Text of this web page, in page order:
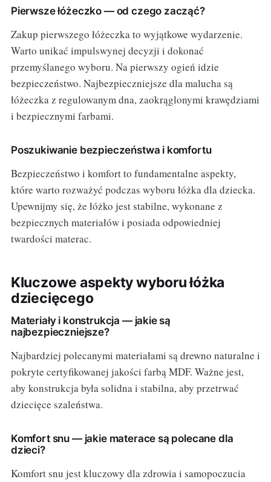
Pierwsze łóżeczko — od czego zacząć?
Zakup pierwszego łóżeczka to wyjątkowe wydarzenie.
Warto unikać impulswynej decyzji i dokonać
przemyślanego wyboru. Na pierwszy ogień idzie
bezpieczeństwo. Najbezpieczniejsze dla malucha są
łóżeczka z regulowanym dna, zaokrąglonymi krawędziami
i bezpiecznymi farbami.
Poszukiwanie bezpieczeństwa i komfortu
Bezpieczeństwo i komfort to fundamentalne aspekty,
które warto rozważyć podczas wyboru łóżka dla dziecka.
Upewnijmy się, że łóżko jest stabilne, wykonane z
bezpiecznych materiałów i posiada odpowiedniej
twardości materac.
Kluczowe aspekty wyboru łóżka
dziecięcego
Materiały i konstrukcja — jakie są
najbezpieczniejsze?
Najbardziej polecanymi materiałami są drewno naturalne i
pokryte certyfikowanej jakości farbą MDF. Ważne jest,
aby konstrukcja była solidna i stabilna, aby przetrwać
dziecięce szaleństwa.
Komfort snu — jakie materace są polecane dla
dzieci?
Komfort snu jest kluczowy dla zdrowia i samopoczucia